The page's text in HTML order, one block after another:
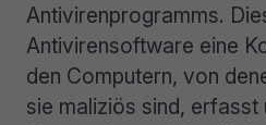
Antivirenprogramms.
Antivirensoftware eine
den Computern, von
sie maliziös sind, erfasst